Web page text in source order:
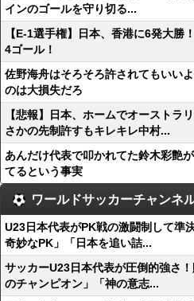
インのゴールを守り切る...
【E-1選手権】日本、香港に6発大勝
4ゴール！
佐野海舟はそろそろ許されてもいい
のは大損失だろ
【悲報】日本、ホームでオーストラ
さかの先制許すもキレキレ中村...
あんだけ代表で叩かれてた鈴木彩艶
てるという事実
ワールドサッカーチャンネ
U23日本代表がPK戦の激闘制して準
奇妙なPK」「日本を追い詰...
サッカーU23日本代表が圧倒的強さ
のチャンピオン」「神の意志...